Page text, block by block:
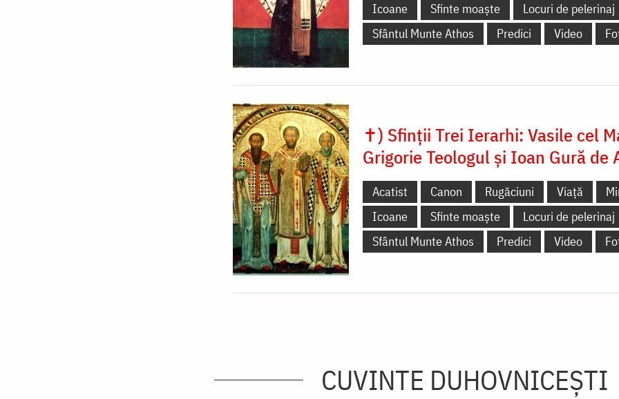
Icoane
Sfinte moaște
Locuri de pelerinaj
Sfântul Munte Athos
Predici Video
✝) Sfinții Trei Ierarhi: Vasile cel
Grigorie Teologul și Ioan Gură de
Acatist Canon Rugăciuni Viață
Icoane
Sfinte moaște
Locuri de pelerinaj
Sfântul Munte Athos
Predici Video
CUVINTE DUHOVNICEȘTI